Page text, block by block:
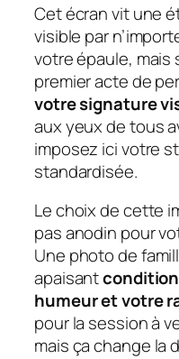
Cet écran vit une
visible par
votre épaule,
premier acte de
votre signature
aux yeux de tous
imposez ici votre
standardisée.
Le choix de cette
pas anodin pour
Une photo de
apaisant
humeur et votre
pour la session à
mais ça change la